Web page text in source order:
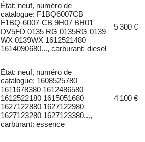
État: neuf, numéro de
catalogue: F1BQ6007CB
F1BQ-6007-CB 9H07 BH01
DV5FD 0135 RG 0135RG 0139
WX 0139WX 1612521480
1614090680..., carburant: diesel
5 300 €
État: neuf, numéro de
catalogue: 1608525780
1611678380 1612486580
1612522180 1615051680
1627122880 1627122980
1627123280 1627123380...,
carburant: essence
4 100 €